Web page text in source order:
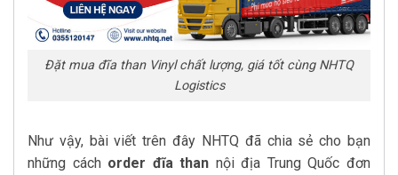
Đặt mua đĩa than Vinyl chất lượng, giá tốt cùng NHTQ
Logistics
Như vậy, bài viết trên đây NHTQ đã chia sẻ cho bạn
những cách order đĩa than nội địa Trung Quốc đơn